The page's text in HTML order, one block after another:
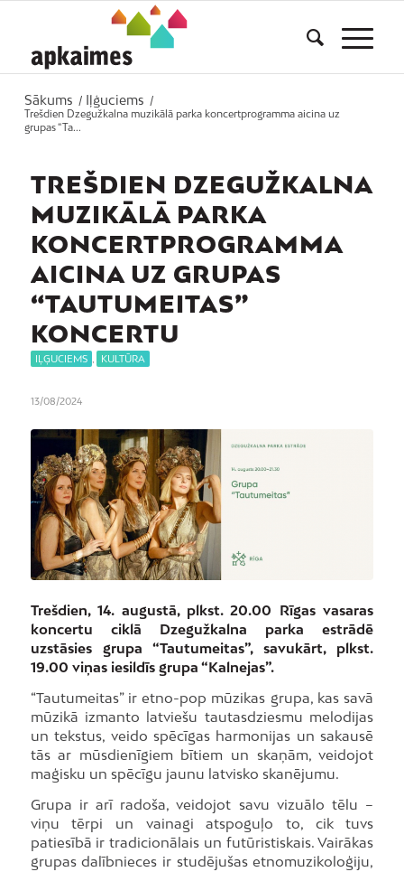
Sākums / Iļģuciems
/
Trešdien Dzegužkalna muzikālā parka koncertprogramma aicina uz
grupas “Ta...
TREŠDIEN DZEGUŽKALNA
MUZIKĀLĀ PARKA
KONCERTPROGRAMMA
AICINA UZ GRUPAS
“TAUTUMEITAS”
KONCERTU
IĻĢUCIEMS KULTŪRA
13/08/2024
Trešdien, 14. augustā, plkst. 20.00 Rīgas vasaras
koncertu ciklā Dzegužkalna parka estrādē
uzstāsies grupa “Tautumeitas”, savukārt, plkst.
19.00 viņas iesildīs grupa “Kalnejas”.
“Tautumeitas” ir etno-pop mūzikas grupa, kas savā
mūzikā izmanto latviešu tautasdziesmu melodijas
un tekstus, veido spēcīgas harmonijas un sakausē
tās ar mūsdienīgiem bītiem un skaņām, veidojot
maģisku un spēcīgu jaunu latvisko skanējumu.
Grupa ir arī radoša, veidojot savu vizuālo tēlu –
viņu tērpi un vainagi atspoguļo to, cik tuvs
patiesībā ir tradicionālais un futūristiskais. Vairākas
grupas dalībnieces ir studējušas etnomuzikoloģiju,